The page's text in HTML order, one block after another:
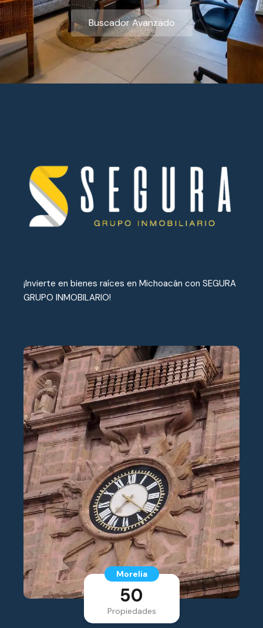
Buscador Avanzado
¡Invierte en bienes raíces en Michoacán con SEGURA
GRUPO INMOBILARIO!
Morelia
50
Propiedades